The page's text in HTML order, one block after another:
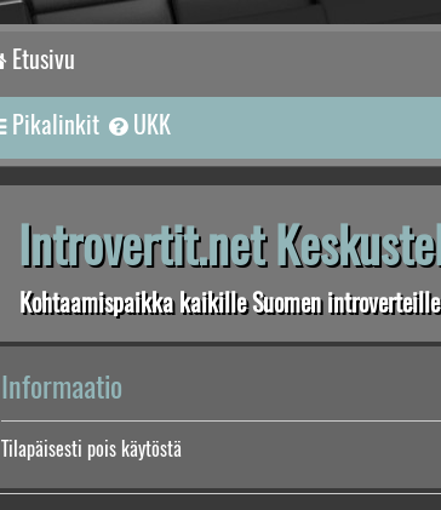
Etusivu
Pikalinkit UKK
Introvertit.net
Kohtaamispaikka kaikille Suomen introverteille
Informaatio
Tilapäisesti pois käytöstä